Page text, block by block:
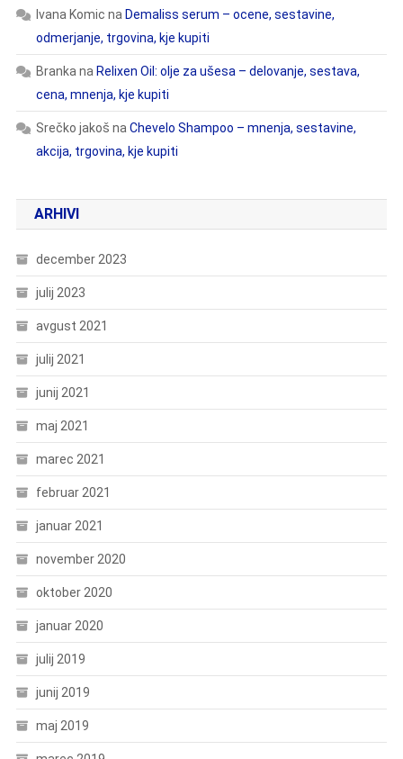
Ivana Komic na Demaliss serum – ocene, sestavine,
odmerjanje, trgovina, kje kupiti
Branka na Relixen Oil: olje za ušesa – delovanje, sestava,
cena, mnenja, kje kupiti
Srečko jakoš na Chevelo Shampoo – mnenja, sestavine,
akcija, trgovina, kje kupiti
ARHIVI
december 2023
julij 2023
avgust 2021
julij 2021
junij 2021
maj 2021
marec 2021
februar 2021
januar 2021
november 2020
oktober 2020
januar 2020
julij 2019
junij 2019
maj 2019